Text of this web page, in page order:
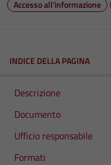
Accesso all'informazione
INDICE DELLA PAGINA
Descrizione
Documento
Ufficio responsabile
Formati